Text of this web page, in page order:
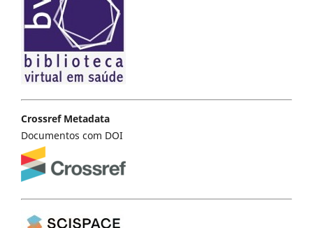
Crossref Metadata
Documentos com DOI